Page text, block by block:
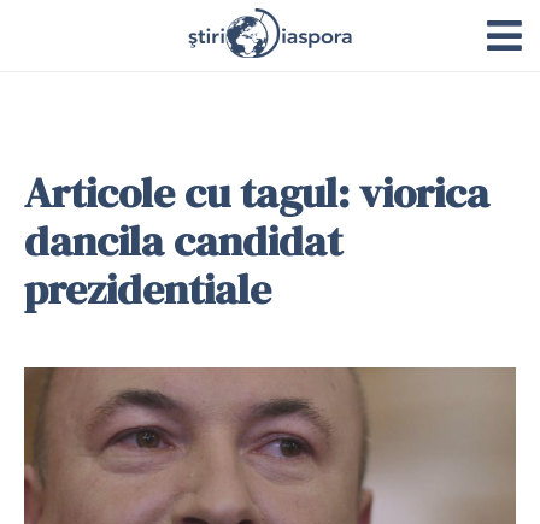
Articole cu tagul: viorica
dancila candidat
prezidentiale